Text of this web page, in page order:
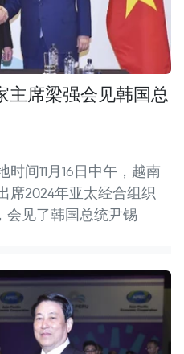
主席梁强会见韩国总
间11月16日中午，越南
席2024年亚太经合组织
会见了韩国总统尹锡